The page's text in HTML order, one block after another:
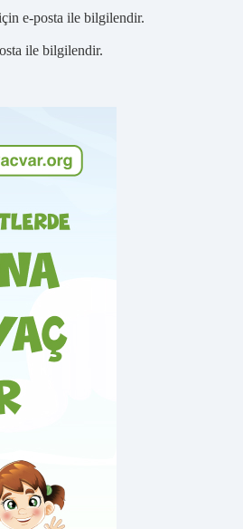
e-posta ile bilgilendir.
ile bilgilendir.